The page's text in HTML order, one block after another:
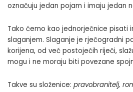
označuju jedan pojam i imaju jedan
Tako ćemo kao jednorječnice pisati
slaganjem. Slaganje je rječogradni
korijena, od već postojećih riječi,
mogu i ne moraju biti povezane
Takve su složenice: pravobranitelj,